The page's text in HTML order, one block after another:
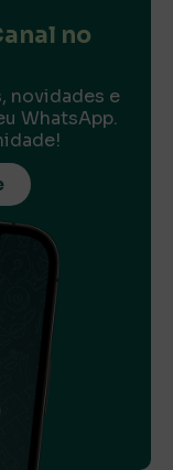
no
novidades e
WhatsApp.